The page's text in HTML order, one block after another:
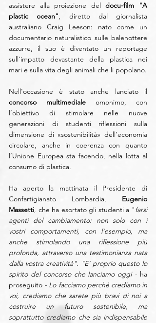
assistere alla proiezione del docu-film "A
plastic ocean", diretto dal giornalista
australiano Craig Leeson: nato come un
documentario naturalistico sulle balenottere
azzurre, il suo è diventato un reportage
sull’impatto devastante della plastica nei
mari e sulla vita degli animali che li popolano.
concorso multimediale omonimo, con
l’obiettivo di stimolare nelle nuove
generazioni di studenti riflessioni sulla
dimensione di «sostenibilità» dell’economia
circolare, anche in coerenza con quanto
l’Unione Europea sta facendo, nella lotta al
consumo di plastica.
Ha aperto la mattinata il Presidente di
Confartigianato Lombardia, Eugenio
Massetti, che ha esortato gli studenti a "farsi
agenti del cambiamento: non solo con i
vostri comportamenti, con l’esempio, ma
anche stimolando una riflessione più
profonda, attraverso una testimonianza nata
dalla vostra creatività". "E' proprio questo lo
spirito del concorso che lanciamo oggi - ha
proseguito - Lo facciamo perché crediamo in
voi, crediamo che sarete più bravi di noi a
costruire un futuro sostenibile, ma
soprattutto crediamo che sia indispensabile